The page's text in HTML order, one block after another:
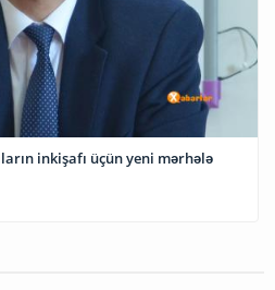
inkişafı üçün yeni mərhələ